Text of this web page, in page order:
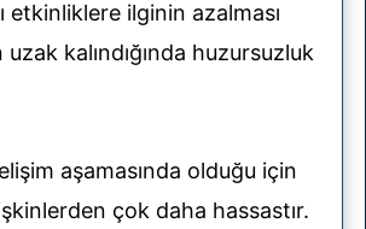
etkinliklere ilginin azalması
kalındığında huzursuzluk
aşamasında olduğu için
çok daha hassastır.